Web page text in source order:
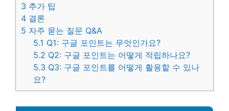
3 추가 팁
4 결론
5 자주 묻는 질문 Q&A
5.1 Q1: 구글 포인트는 무엇인가요?
5.2 Q2: 구글 포인트는 어떻게 적립하나요?
5.3 Q3: 구글 포인트를 어떻게 활용할 수 있나
요?